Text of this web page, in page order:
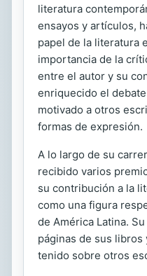
literatura
ensayos y artículos,
papel de la literatura
importancia de la
entre el autor y su
enriquecido el
motivado a otros
formas de expresión.
A lo largo de su
recibido varios
su contribución a la
como una figura
de América Latina.
páginas de sus
tenido sobre otros